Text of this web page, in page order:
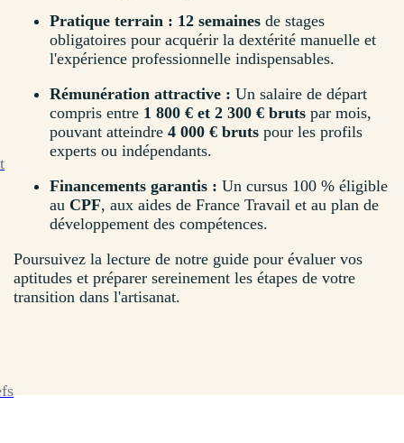
Pratique terrain : 12 semaines de stages
obligatoires pour acquérir la dextérité manuelle et
l'expérience professionnelle indispensables.
Rémunération attractive : Un salaire de départ
compris entre 1 800 € et 2 300 € bruts par mois,
pouvant atteindre 4 000 € bruts pour les profils
experts ou indépendants.
Financements garantis : Un cursus 100 % éligible
au CPF, aux aides de France Travail et au plan de
développement des compétences.
Poursuivez la lecture de notre guide pour évaluer vos
aptitudes et préparer sereinement les étapes de votre
transition dans l'artisanat.